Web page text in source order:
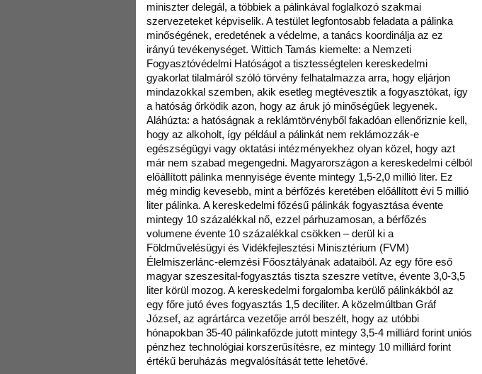
miniszter delegál, a többiek a pálinkával foglalkozó szakmai
szervezeteket képviselik. A testület legfontosabb feladata a pálinka
minőségének, eredetének a védelme, a tanács koordinálja az ez
irányú tevékenységet. Wittich Tamás kiemelte: a Nemzeti
Fogyasztóvédelmi Hatóságot a tisztességtelen kereskedelmi
gyakorlat tilalmáról szóló törvény felhatalmazza arra, hogy eljárjon
mindazokkal szemben, akik esetleg megtévesztik a fogyasztókat, így
a hatóság őrködik azon, hogy az áruk jó minőségűek legyenek.
Aláhúzta: a hatóságnak a reklámtörvényből fakadóan ellenőriznie kell,
hogy az alkoholt, így például a pálinkát nem reklámozzák-e
egészségügyi vagy oktatási intézményekhez olyan közel, hogy azt
már nem szabad megengedni. Magyarországon a kereskedelmi célból
előállított pálinka mennyisége évente mintegy 1,5-2,0 millió liter. Ez
még mindig kevesebb, mint a bérfőzés keretében előállított évi 5 millió
liter pálinka. A kereskedelmi főzésű pálinkák fogyasztása évente
mintegy 10 százalékkal nő, ezzel párhuzamosan, a bérfőzés
volumene évente 10 százalékkal csökken – derül ki a
Földművelésügyi és Vidékfejlesztési Minisztérium (FVM)
Élelmiszerlánc-elemzési Főosztályának adataiból. Az egy főre eső
magyar szeszesital-fogyasztás tiszta szeszre vetítve, évente 3,0-3,5
liter körül mozog. A kereskedelmi forgalomba kerülő pálinkákból az
egy főre jutó éves fogyasztás 1,5 deciliter. A közelmúltban Gráf
József, az agrártárca vezetője arról beszélt, hogy az utóbbi
hónapokban 35-40 pálinkafőzde jutott mintegy 3,5-4 milliárd forint uniós
pénzhez technológiai korszerűsítésre, ez mintegy 10 milliárd forint
értékű beruházás megvalósítását tette lehetővé.